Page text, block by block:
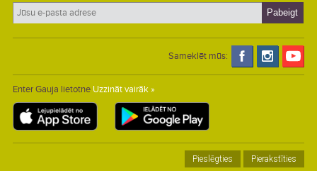
Sameklēt mūs:
Enter Gauja lietotne Uzzināt vairāk »
Pieslēgties Pierakstīties